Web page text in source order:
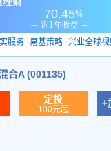
服务 易基策略 兴业全球
合A (001135)
定投
100元起
+